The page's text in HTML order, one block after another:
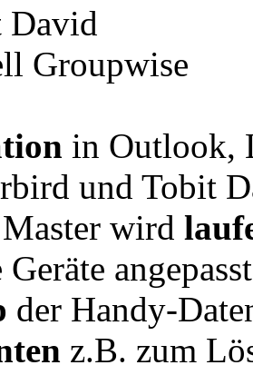
David
Groupwise
in Outlook,
und Tobit
wird
der Handy-
z.B. zum